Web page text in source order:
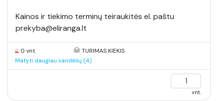
Kainos ir tiekimo terminų teiraukitės el. paštu
prekyba@eliranga.lt
0 vnt.
TURIMAS KIEKIS
Matyti daugiau sandėlių (4)
vnt.